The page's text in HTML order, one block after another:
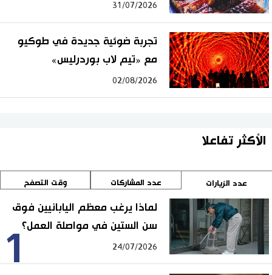
31/07/2026
تجربة ضوئية جديدة في طوكيو
مع «تيم لاب بوردرليس»
02/08/2026
الأكثر تفاعلا
عدد الزيارات عدد المشاركات وقت التصفح
1
لماذا يرغب معظم اليابانيين فوق
سن الستين في مواصلة العمل؟
24/07/2026